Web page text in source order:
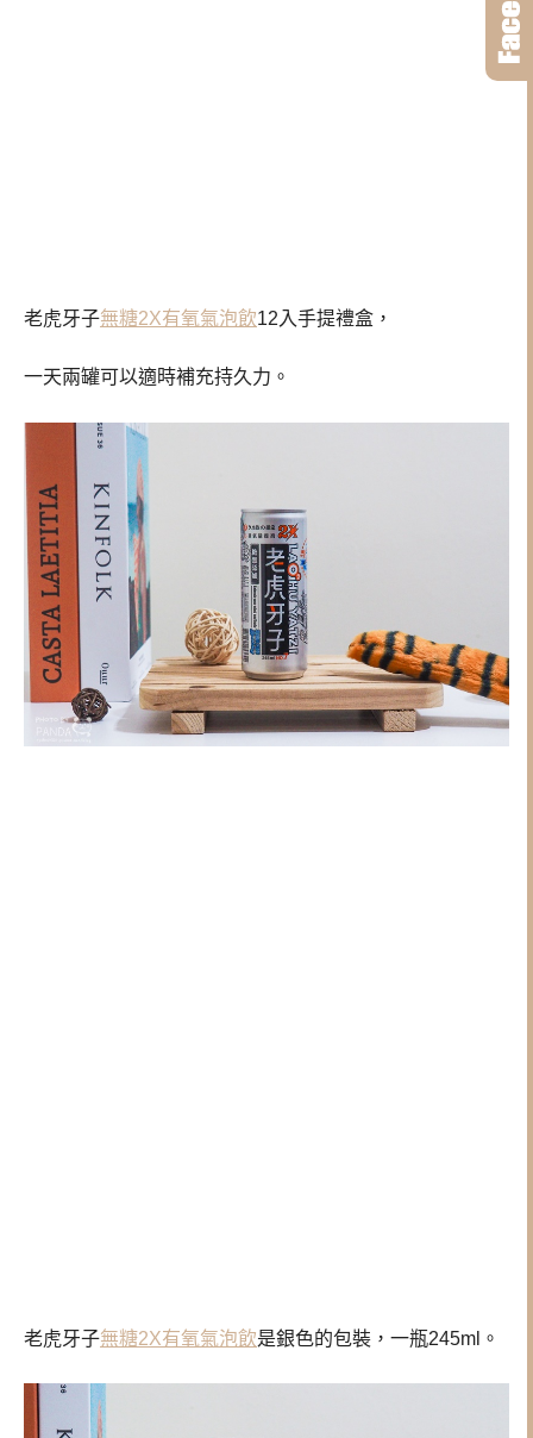
老虎牙子無糖2X有氧氣泡飲12入手提禮盒，
一天兩罐可以適時補充持久力。
老虎牙子無糖2X有氧氣泡飲是銀色的包裝，一瓶245ml。